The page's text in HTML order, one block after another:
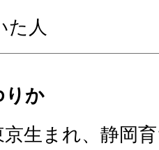
た人
りか
京生まれ、静岡